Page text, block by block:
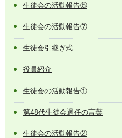
生徒会の活動報告⑤
生徒会の活動報告⑦
生徒会引継ぎ式
役員紹介
生徒会の活動報告①
第48代生徒会退任の言葉
生徒会の活動報告②